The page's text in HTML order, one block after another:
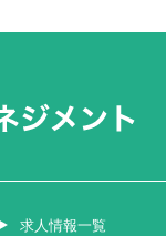
求人情報一覧